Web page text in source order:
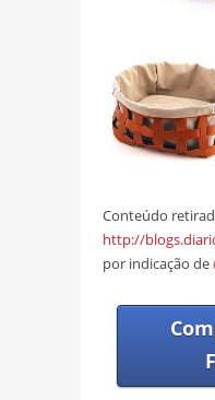
Conteúdo
http://
por indicação de